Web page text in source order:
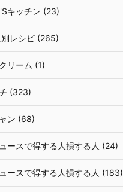
キッチン (23)
レシピ (265)
リーム (1)
(323)
ン (68)
ースで得する人損する人 (24)
ースで得する人損する人 (183)